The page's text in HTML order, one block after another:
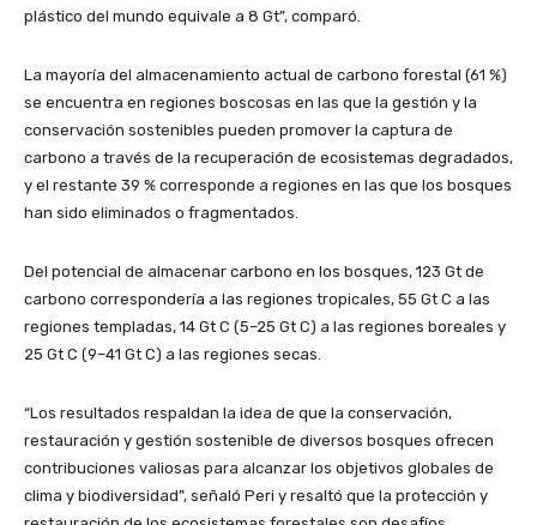
plástico del mundo equivale a 8 Gt”, comparó.
La mayoría del almacenamiento actual de carbono forestal (61 %)
se encuentra en regiones boscosas en las que la gestión y la
conservación sostenibles pueden promover la captura de
carbono a través de la recuperación de ecosistemas degradados,
y el restante 39 % corresponde a regiones en las que los bosques
han sido eliminados o fragmentados.
Del potencial de almacenar carbono en los bosques, 123 Gt de
carbono correspondería a las regiones tropicales, 55 Gt C a las
regiones templadas, 14 Gt C (5–25 Gt C) a las regiones boreales y
25 Gt C (9–41 Gt C) a las regiones secas.
“Los resultados respaldan la idea de que la conservación,
restauración y gestión sostenible de diversos bosques ofrecen
contribuciones valiosas para alcanzar los objetivos globales de
clima y biodiversidad”, señaló Peri y resaltó que la protección y